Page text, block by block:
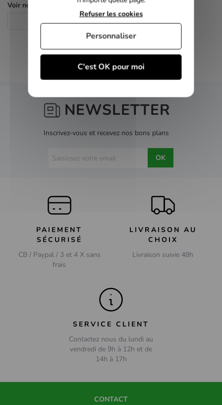
Voir nos autres pages :
Policier
NEWSLETTER
Inscrivez-vous et recevez nos bons plans
OK
PAIEMENT
SÉCURISÉ
CB / Paypal / 3 et 4 X sans
frais
LIVRAISON AU
CHOIX
Livraison suivie 48h
SERVICE CLIENT
Contactez nous du lundi au
vendredi de 9h à 12h et de
14h à 17h
CONTACT
C'est OK pour moi
Refuser les cookies
Personnaliser